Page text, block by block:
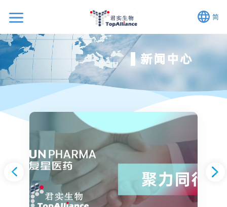
简
新闻中心